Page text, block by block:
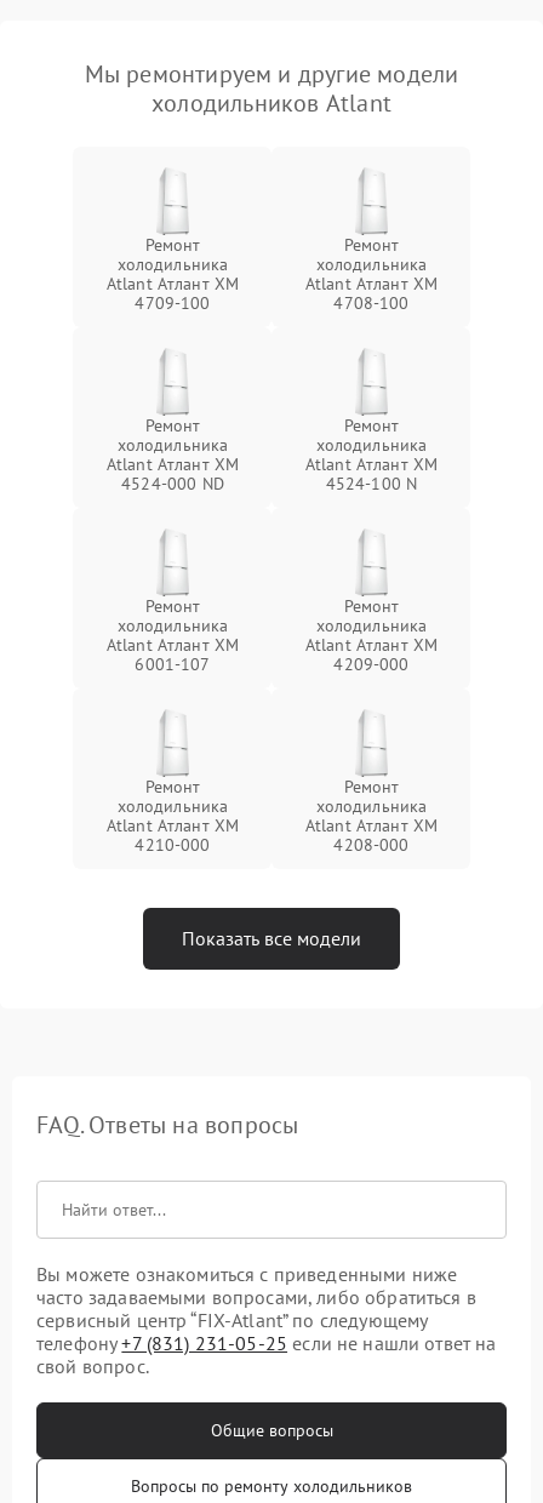
Мы ремонтируем и другие модели
холодильников Atlant
Ремонт
холодильника
Atlant Атлант XM
4709-100
Ремонт
холодильника
Atlant Атлант XM
4708-100
Ремонт
холодильника
Atlant Атлант ХМ
4524-000 ND
Ремонт
холодильника
Atlant Атлант ХМ
4524-100 N
Ремонт
холодильника
Atlant Атлант ХМ
6001-107
Ремонт
холодильника
Atlant Атлант ХМ
4209-000
Ремонт
холодильника
Atlant Атлант ХМ
4210-000
Ремонт
холодильника
Atlant Атлант ХМ
4208-000
Показать все модели
FAQ. Ответы на вопросы
Вы можете ознакомиться с приведенными ниже
часто задаваемыми вопросами, либо обратиться в
сервисный центр “FIX-Atlant” по следующему
телефону+7 (831) 231-05-25 если не нашли ответ на
свой вопрос.
Общие вопросы
Вопросы по ремонту холодильников